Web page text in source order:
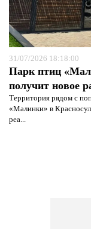
31/07/2026 18:18:00
Парк птиц
получит новое
Территория рядом с
«Малинки» в
реа...